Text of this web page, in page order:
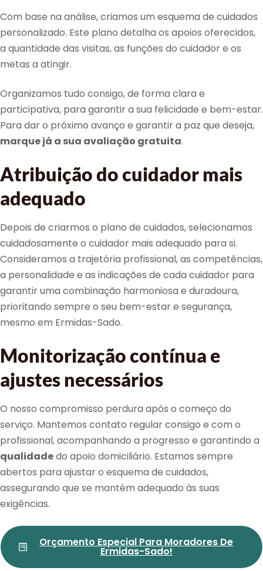
Com base na análise, criamos um esquema de cuidados
personalizado. Este plano detalha os apoios oferecidos,
a quantidade das visitas, as funções do cuidador e os
metas a atingir.
Organizamos tudo consigo, de forma clara e
participativa, para garantir a sua felicidade e bem-estar.
Para dar o próximo avanço e garantir a paz que deseja,
marque já a sua avaliação gratuita.
Atribuição do cuidador mais
adequado
Depois de criarmos o plano de cuidados, selecionamos
cuidadosamente o cuidador mais adequado para si.
Consideramos a trajetória profissional, as competências,
a personalidade e as indicações de cada cuidador para
garantir uma combinação harmoniosa e duradoura,
prioritando sempre o seu bem-estar e segurança,
mesmo em Ermidas-Sado.
Monitorização contínua e
ajustes necessários
O nosso compromisso perdura após o começo do
serviço. Mantemos contato regular consigo e com o
profissional, acompanhando a progresso e garantindo a
qualidadedo apoio domiciliário. Estamos sempre
abertos para ajustar o esquema de cuidados,
assegurando que se mantém adequado às suas
exigências.
Orçamento Especial Para Moradores De
Ermidas-Sado!